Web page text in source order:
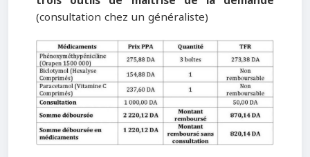
(consultation chez un généraliste)